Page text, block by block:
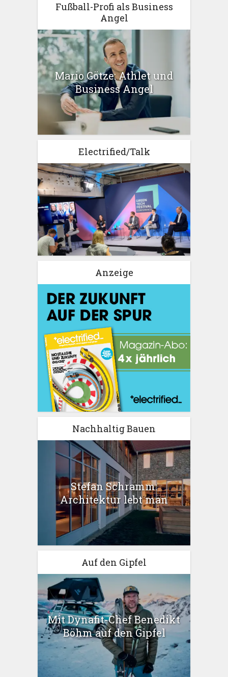
Fußball-Profi als Business
Angel
Mario Götze: Athlet und
Business Angel
Electrified/Talk
Anzeige
Nachhaltig Bauen
Stefan Schramm:
Architektur lebt man
Auf den Gipfel
Mit Dynafit-Chef Benedikt
Böhm auf den Gipfel